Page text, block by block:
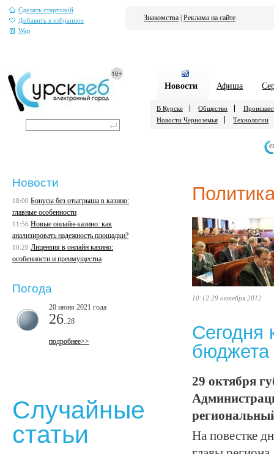
Сделать стартовой
Добавить в избранное
Wap
Знакомства Реклама на сайте
Новости Афиша
В Курске Общество
Новости Черноземья
Технологии
10:12 29 октября 2012
Сегодня
бюджета
29 октября
На повестке
Новости
18:00 Бонусы без отыгрыша в казино:
главные особенности
11:56 Новые онлайн-казино: как
анализировать надежность площадки?
10:28 Лицензия в онлайн казино:
особенности и преимущества
Погода
20 июня 2021 года
26 ..28
подробнее>>
Случайные
статьи